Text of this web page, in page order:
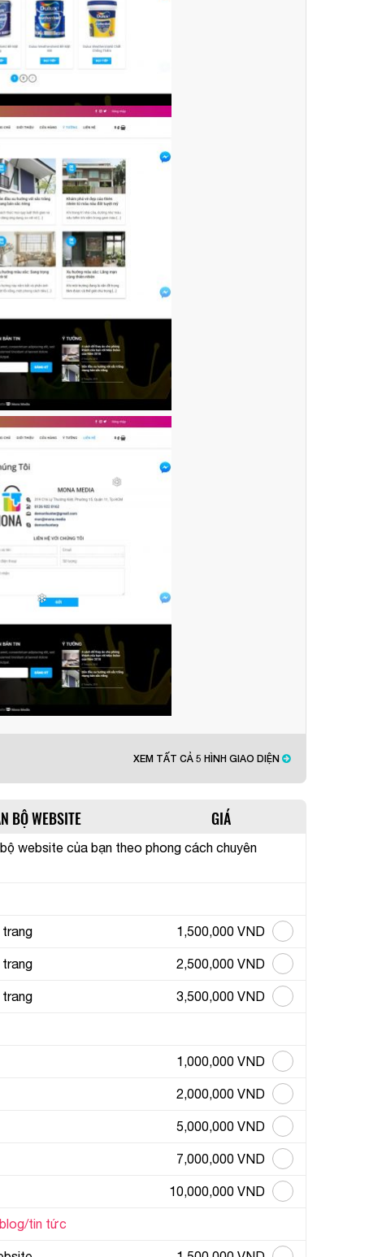
XEM TẤT CẢ 5 HÌNH GIAO DIỆN
BỘ WEBSITE GIÁ
website của bạn theo phong cách chuyên
1,500,000 VND
2,500,000 VND
3,500,000 VND
1,000,000 VND
2,000,000 VND
5,000,000 VND
7,000,000 VND
10,000,000 VND
tin tức
Quý khách vui lòng đăng nhập vào hệ thống quản lý dự án để
theo dõi tiến độ.
Mobile:
Tài khoản đã được